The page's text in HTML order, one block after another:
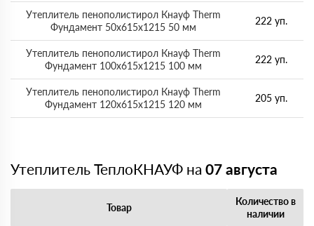
Утеплитель пенополистирол Кнауф Therm
Фундамент 50х615х1215 50 мм
222 уп.
Утеплитель пенополистирол Кнауф Therm
Фундамент 100х615х1215 100 мм
222 уп.
Утеплитель пенополистирол Кнауф Therm
Фундамент 120х615х1215 120 мм
205 уп.
Утеплитель ТеплоКНАУФ на 07 августа
Товар
Количество в
наличии